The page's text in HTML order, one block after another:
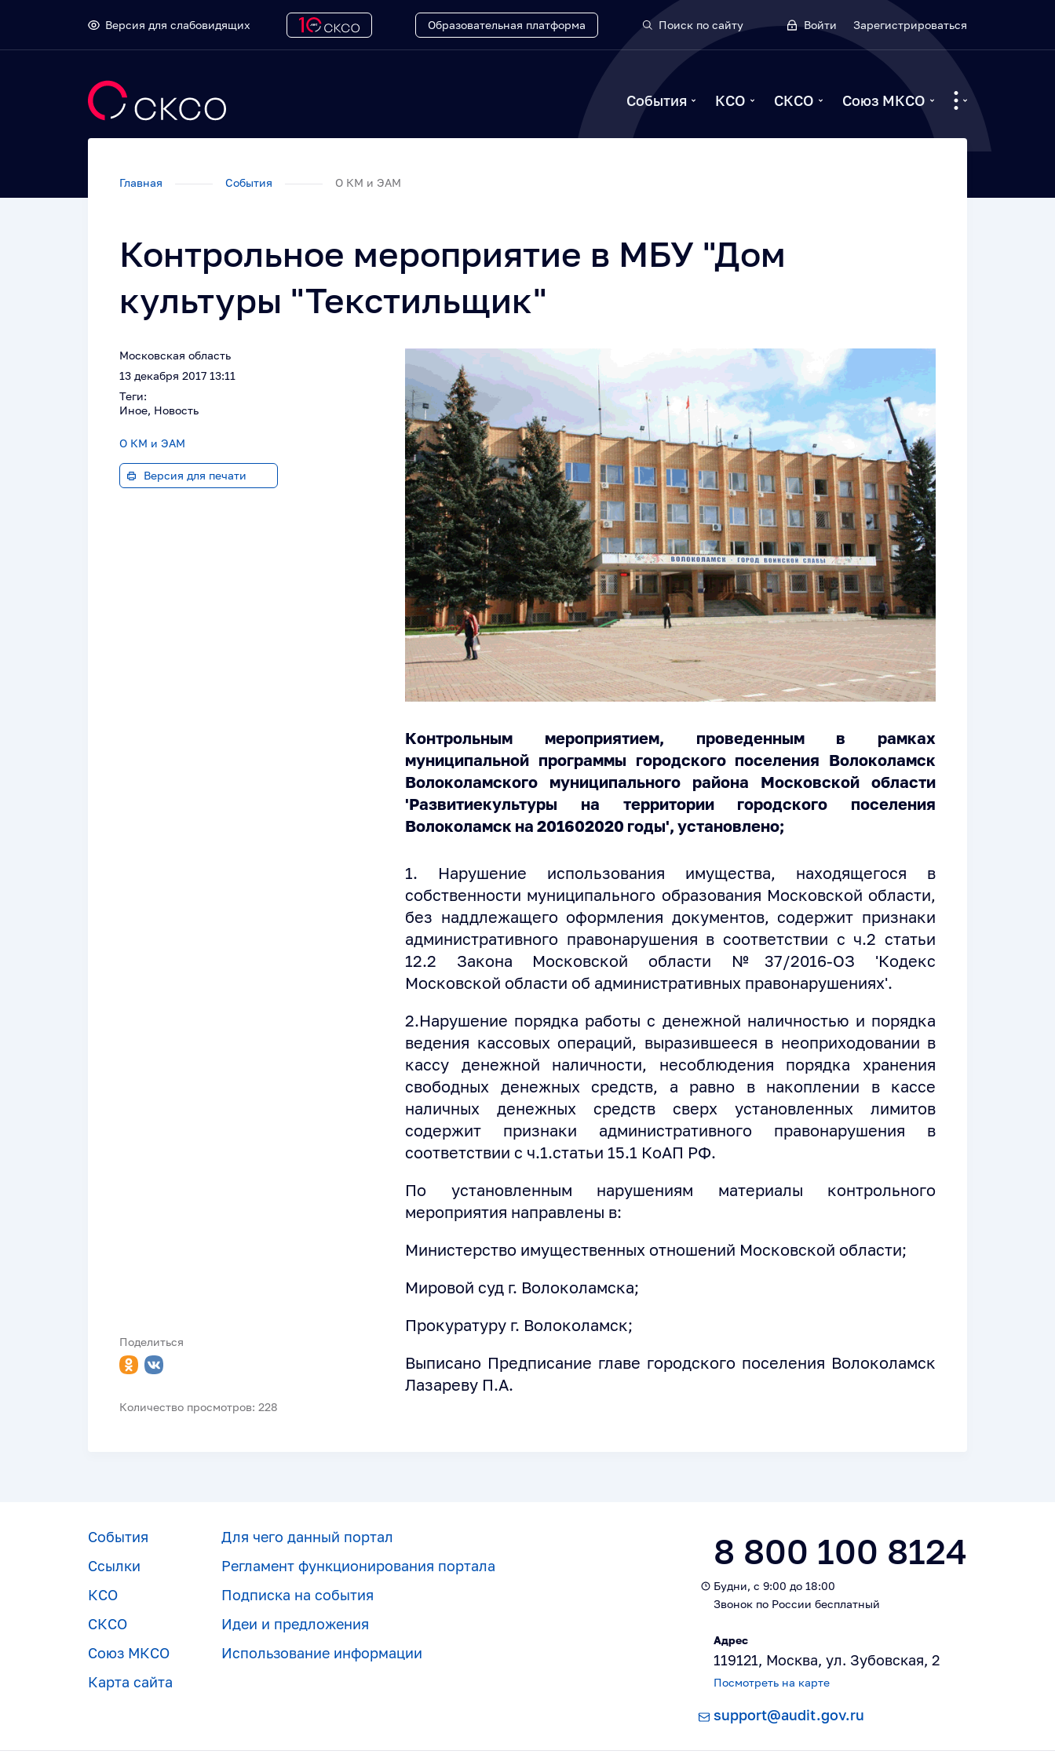
Версия для слабовидящих Образовательная платформа Поиск по сайту Войти Зарегистрироваться
События КСО СКСО Союз МКСО
Главная События О КМ и ЭАМ
Контрольное мероприятие в МБУ "Дом
культуры "Текстильщик"
Московская область
13 декабря 2017 13:11
Теги:
Иное, Новость
О КМ и ЭАМ
Версия для печати
Поделиться
Количество просмотров: 228
Контрольным мероприятием, проведенным в рамках
муниципальной программы городского поселения Волоколамск
Волоколамского муниципального района Московской области
'Развитиекультуры на территории городского поселения
Волоколамск на 201602020 годы', установлено;
1. Нарушение использования имущества, находящегося в
собственности муниципального образования Московской области,
без наддлежащего оформления документов, содержит признаки
административного правонарушения в соответствии с ч.2 статьи
12.2 Закона Московской области №37/2016-ОЗ 'Кодекс
Московской области об административных правонарушениях'.
2.Нарушение порядка работы с денежной наличностью и порядка
ведения кассовых операций, выразившееся в неоприходовании в
кассу денежной наличности, несоблюдения порядка хранения
свободных денежных средств, а равно в накоплении в кассе
наличных денежных средств сверх установленных лимитов
содержит признаки административного правонарушения в
соответствии с ч.1.статьи 15.1 КоАП РФ.
По установленным нарушениям материалы контрольного
мероприятия направлены в:
Министерство имущественных отношений Московской области;
Мировой суд г. Волоколамска;
Прокуратуру г. Волоколамск;
Выписано Предписание главе городского поселения Волоколамск
Лазареву П.А.
События
Ссылки
КСО
СКСО
Союз МКСО
Карта сайта
Для чего данный портал
Регламент функционирования портала
Подписка на события
Идеи и предложения
Использование информации
8 800 100 8124
Будни, с 9:00 до 18:00
Звонок по России бесплатный
Адрес
119121, Москва, ул. Зубовская, 2
Посмотреть на карте
support@audit.gov.ru